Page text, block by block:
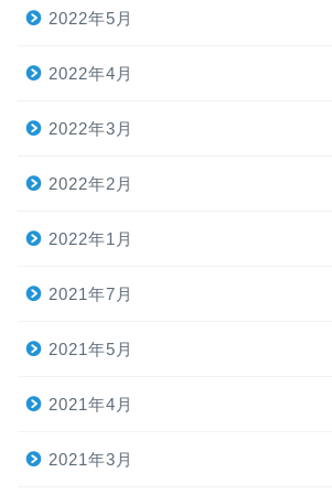
2022年5月
2022年4月
2022年3月
2022年2月
2022年1月
2021年7月
2021年5月
2021年4月
2021年3月